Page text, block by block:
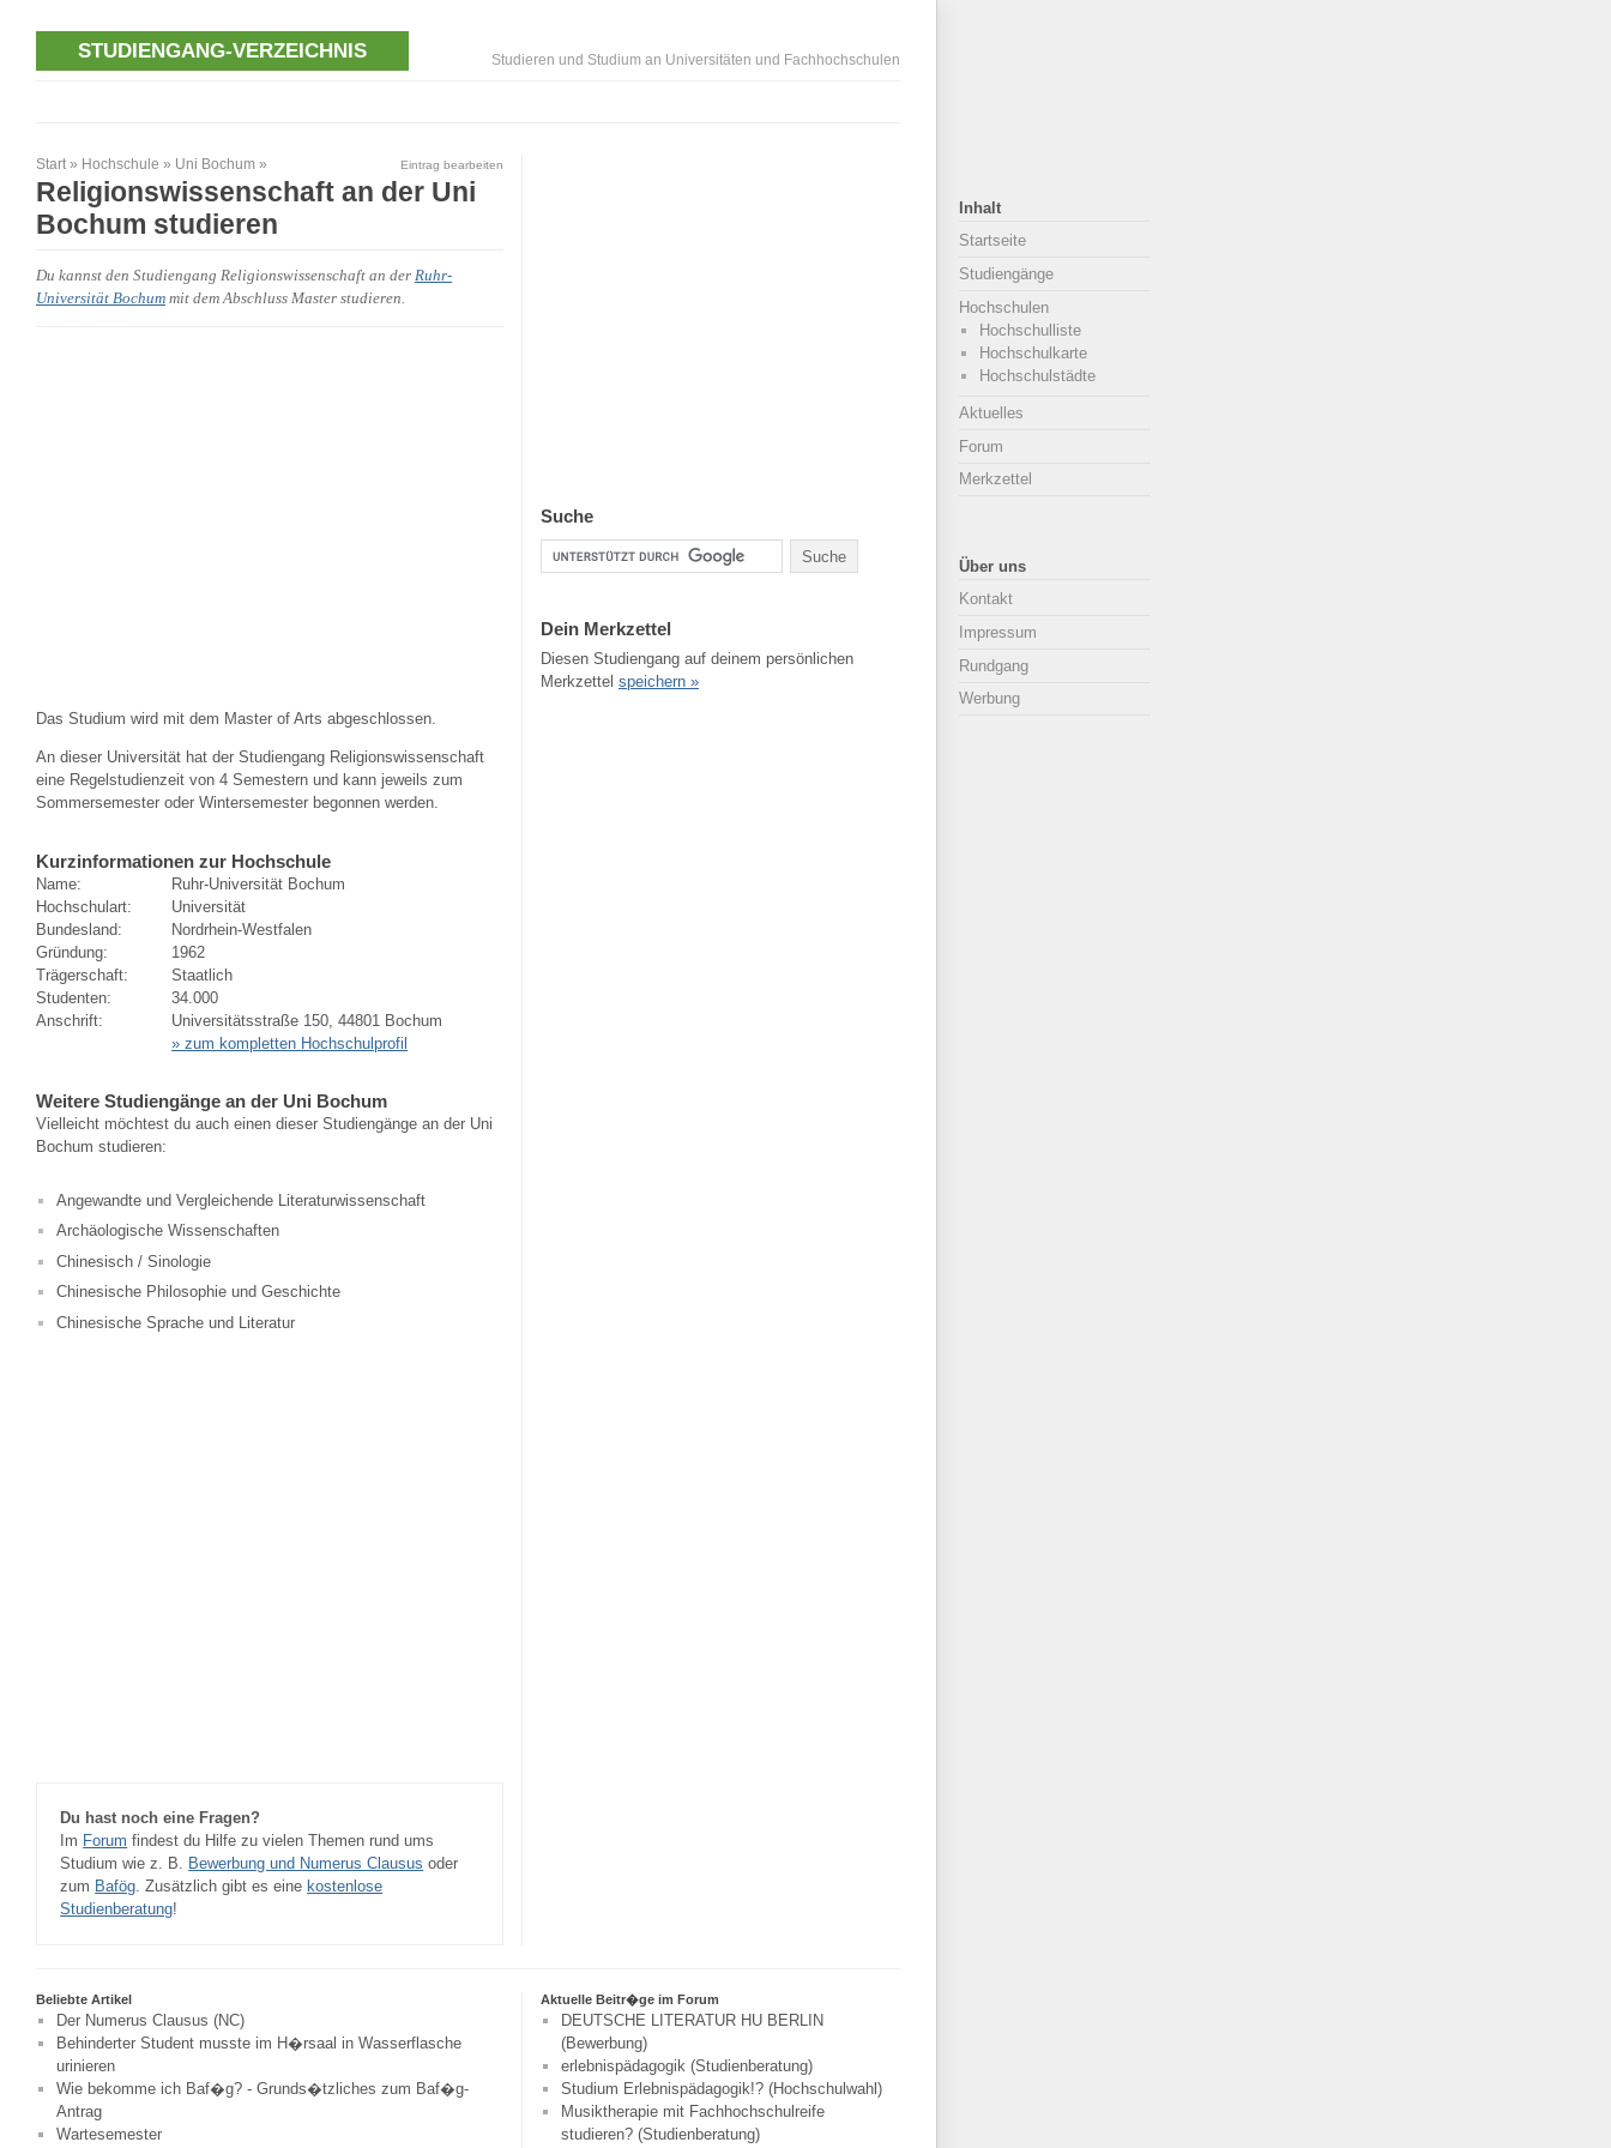
STUDIENGANG-VERZEICHNIS Studieren und Studium an Universitäten und Fachhochschulen
Start » Hochschule » Uni Bochum » Eintrag bearbeiten
Religionswissenschaft an der Uni
Bochum studieren
Du kannst den Studiengang Religionswissenschaft an der Ruhr-
Universität Bochum mit dem Abschluss Master studieren.
Das Studium wird mit dem Master of Arts abgeschlossen.
An dieser Universität hat der Studiengang Religionswissenschaft
eine Regelstudienzeit von 4 Semestern und kann jeweils zum
Sommersemester oder Wintersemester begonnen werden.
Kurzinformationen zur Hochschule
Name:
Ruhr-Universität Bochum
Hochschulart:
Universität
Bundesland:
Nordrhein-Westfalen
Gründung:
1962
Trägerschaft:
Staatlich
Studenten:
34.000
Anschrift:
Universitätsstraße 150, 44801 Bochum
» zum kompletten Hochschulprofil
Weitere Studiengänge an der Uni Bochum
Vielleicht möchtest du auch einen dieser Studiengänge an der Uni
Bochum studieren:
Angewandte und Vergleichende Literaturwissenschaft
Archäologische Wissenschaften
Chinesisch / Sinologie
Chinesische Philosophie und Geschichte
Chinesische Sprache und Literatur
Du hast noch eine Fragen?
Im Forum findest du Hilfe zu vielen Themen rund ums
Studium wie z. B. Bewerbung und Numerus Clausus oder
zum Bafög. Zusätzlich gibt es eine kostenlose
Studienberatung!
Suche
Dein Merkzettel
Diesen Studiengang auf deinem persönlichen
Merkzettel speichern »
Inhalt
Startseite
Studiengänge
Hochschulen
Hochschulliste
Hochschulkarte
Hochschulstädte
Aktuelles
Forum
Merkzettel
Über uns
Kontakt
Impressum
Rundgang
Werbung
Beliebte Artikel
Der Numerus Clausus (NC)
Behinderter Student musste im H�rsaal in Wasserflasche
urinieren
Wie bekomme ich Baf�g? - Grunds�tzliches zum Baf�g-
Antrag
Wartesemester
Aktuelle Beitr�ge im Forum
DEUTSCHE LITERATUR HU BERLIN
(Bewerbung)
erlebnispädagogik (Studienberatung)
Studium Erlebnispädagogik!? (Hochschulwahl)
Musiktherapie mit Fachhochschulreife
studieren? (Studienberatung)